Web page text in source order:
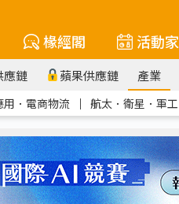
椽經閣 活動家
應鏈 蘋果供應鏈 產業
．電商物流 ｜ 航太．衛星．軍工